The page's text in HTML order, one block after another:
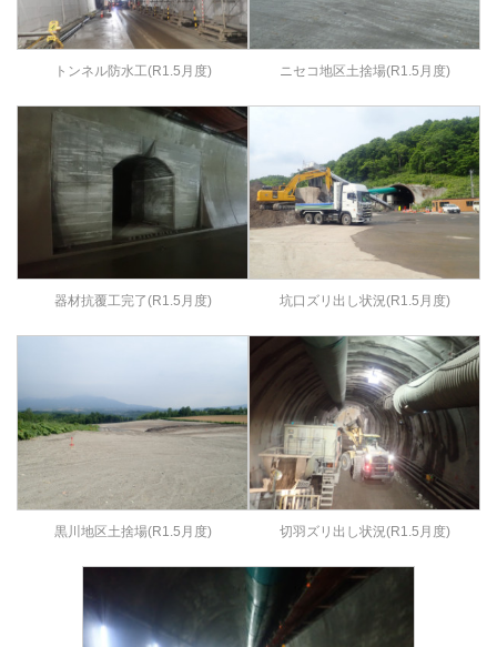
トンネル防水工(R1.5月度) ニセコ地区土捨場(R1.5月度)
器材抗覆工完了(R1.5月度) 坑口ズリ出し状況(R1.5月度)
黒川地区土捨場(R1.5月度) 切羽ズリ出し状況(R1.5月度)